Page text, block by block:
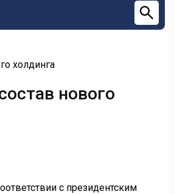
холдинга
нового
с президентским